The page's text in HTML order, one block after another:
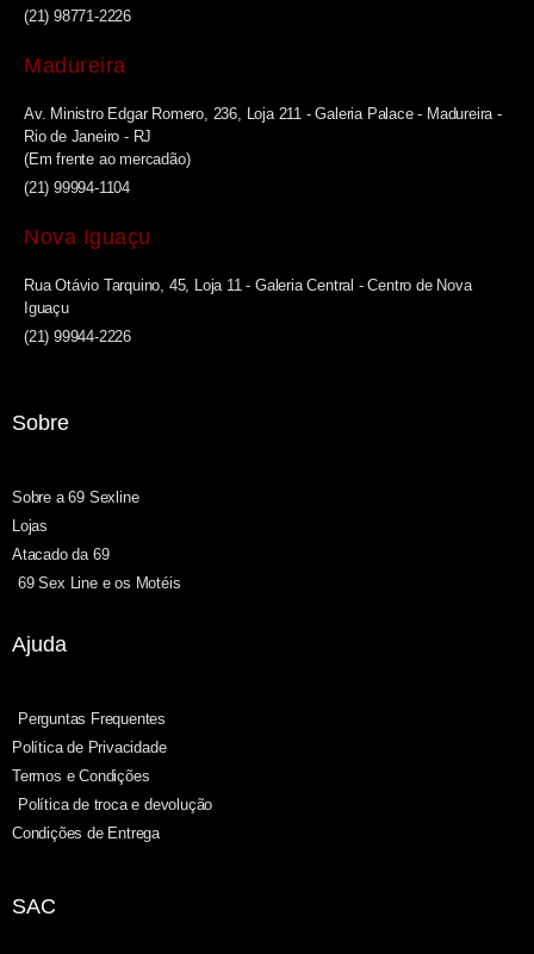
(21) 98771-2226
Madureira
Av. Ministro Edgar Romero, 236, Loja 211 - Galeria Palace - Madureira -
Rio de Janeiro - RJ
(Em frente ao mercadão)
(21) 99994-1104
Nova Iguaçu
Rua Otávio Tarquino, 45, Loja 11 - Galeria Central - Centro de Nova
Iguaçu
(21) 99944-2226
Sobre
Sobre a 69 Sexline
Lojas
Atacado da 69
69 Sex Line e os Motéis
Ajuda
Perguntas Frequentes
Política de Privacidade
Termos e Condições
Política de troca e devolução
Condições de Entrega
SAC